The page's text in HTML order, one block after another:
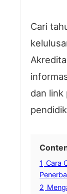
Cari
dan link
1 Cara
2